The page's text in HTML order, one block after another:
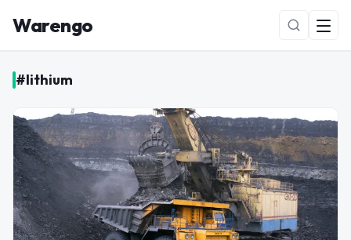
Warengo
NOVÉ
#lithium